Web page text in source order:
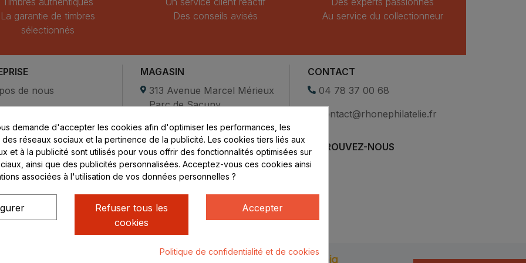
La garantie de timbres
sélectionnés
Des conseils avisés
Au service du collectionneur
de nous
nous
MAGASIN
313 Avenue Marcel Mérieux
Parc de Sacuny
Lundi au vendredi :
8h - 16h
uniquement sur Rendez-
vous
CONTACT
04 78 37 00 68
contact@rhonephilatelie.fr
RETROUVEZ-NOUS
© Rhone Philatelie 2021
demande d'accepter les cookies afin d'optimiser les performances, les
réseaux sociaux et la pertinence de la publicité. Les cookies tiers liés aux
et à la publicité sont utilisés pour vous offrir des fonctionnalités optimisées sur
ainsi que des publicités personnalisées. Acceptez-vous ces cookies ainsi
associées à l'utilisation de vos données personnelles ?
Accepter
Refuser tous les
cookies
Politique de confidentialité et de cookies